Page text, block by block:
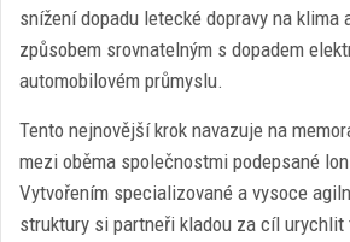
snížení dopadu letecké dopravy na
způsobem srovnatelným s dopadem
automobilovém průmyslu.
Tento nejnovější krok navazuje na
mezi oběma společnostmi podepsané
Vytvořením specializované a vysoce
struktury si partneři kladou za cíl urychlit